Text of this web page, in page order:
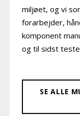
miljøet, og vi
forarbejder,
komponent
og til sidst
SE ALLE